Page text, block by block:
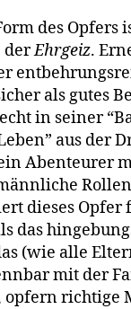
des Opfers
derEhrgeiz.
als gutes
in seiner
aus der
Abenteurer
dieses Opfer
das
(wie alle
mit der
opfern richtige